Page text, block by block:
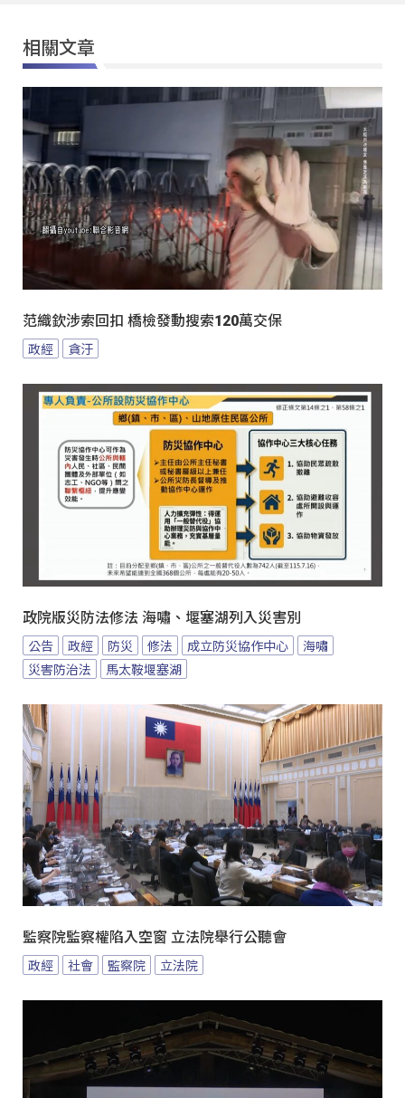
相關文章
范織欽涉索回扣 橋檢發動搜索120萬交保
政經 貪汙
政院版災防法修法 海嘯、堰塞湖列入災害別
公告 政經 防災 修法 成立防災協作中心
海嘯
災害防治法
馬太鞍堰塞湖
監察院監察權陷入空窗 立法院舉行公聽會
政經 社會 監察院 立法院